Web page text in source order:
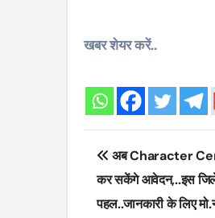
खबर शेयर करें..
Post
navigation
अब Character
कर सकेंगे आवेदन,..इस
पहल..जानकारी के लिए